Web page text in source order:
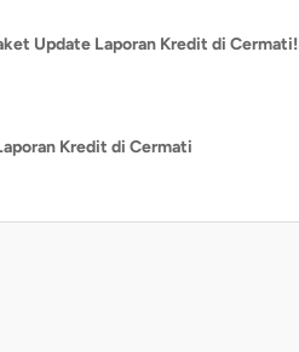
Update Laporan Kredit di Cermati!
Kredit di Cermati